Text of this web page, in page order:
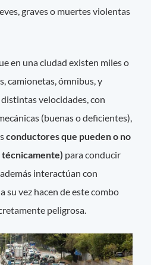
graves o muertes violentas
en una ciudad existen miles o
camionetas, ómnibus, y
velocidades, con
(buenas o deficientes),
conductores que pueden o no
técnicamente) para conducir
interactúan con
su vez hacen de este combo
peligrosa.